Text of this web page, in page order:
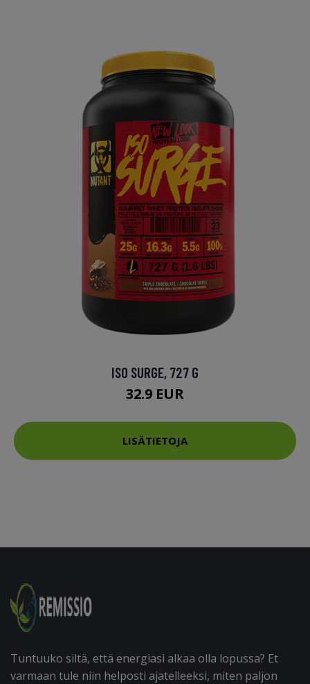
ISO SURGE, 727 G
32.9 EUR
LISÄTIETOJA
Tuntuuko siltä, että energiasi alkaa olla lopussa? Et
varmaan tule niin helposti ajatelleeksi, miten paljon